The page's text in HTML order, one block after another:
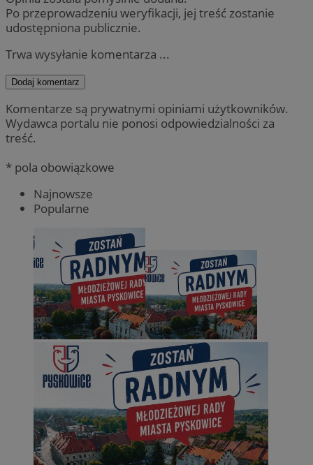
Po przeprowadzeniu weryfikacji, jej treść zostanie
udostępniona publicznie.
Trwa wysyłanie komentarza ...
Dodaj komentarz
Komentarze są prywatnymi opiniami użytkowników.
Wydawca portalu nie ponosi odpowiedzialności za
treść.
* pola obowiązkowe
Najnowsze
Popularne